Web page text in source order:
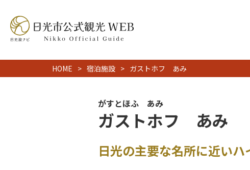
HOME 宿泊施設 ガストホフ あみ
がすとほふ あみ
ガストホフ あみ
日光の主要な名所に近い